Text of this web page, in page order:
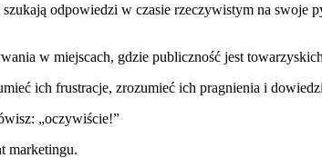
odpowiedzi w czasie rzeczywistym na
w miejscach, gdzie publiczność jest
ich frustracje, zrozumieć ich pragnienia i
„oczywiście!”
marketingu.